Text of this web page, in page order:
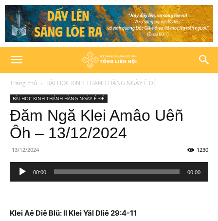
Trang chủ BÀI HỌC KINH THÁNH HÀNG NGÀY Ê ĐÊ
BÀI HỌC KINH THÁNH HÀNG NGÀY Ê ĐÊ
Đăm Ngă Klei Amâo Uêñ
Ôh – 13/12/2024
13/12/2024 1230
Trình
phát
00:00 00:00
Klei Aê Diê Blŭ: II Klei Yăl Dliê 29:4-11